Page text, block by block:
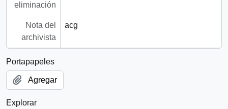
eliminación
Nota del
archivista
acg
Portapapeles
Agregar
Explorar